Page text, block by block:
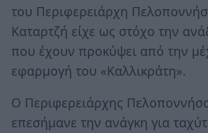
του Περιφερειάρχη
Καταρτζή είχε ως στόχο την
που έχουν προκύψει από την
εφαρμογή του «Καλλικράτη».
Ο Περιφερειάρχης
επεσήμανε την ανάγκη για